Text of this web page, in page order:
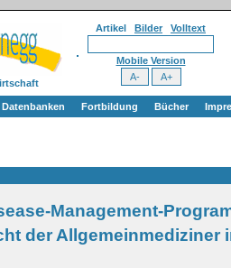
Artikel Bilder Volltext
Mobile Version
Datenbanken Fortbildung Bücher
Management-
der Allgemeinmediziner